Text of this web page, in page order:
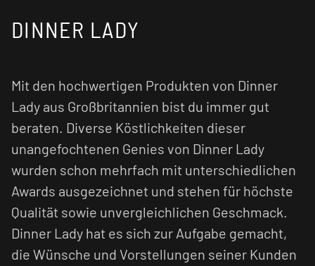
DINNER LADY
Mit den hochwertigen Produkten von Dinner
Lady aus Großbritannien bist du immer gut
beraten. Diverse Köstlichkeiten dieser
unangefochtenen Genies von Dinner Lady
wurden schon mehrfach mit unterschiedlichen
Awards ausgezeichnet und stehen für höchste
Qualität sowie unvergleichlichen Geschmack.
Dinner Lady hat es sich zur Aufgabe gemacht,
die Wünsche und Vorstellungen seiner Kunden